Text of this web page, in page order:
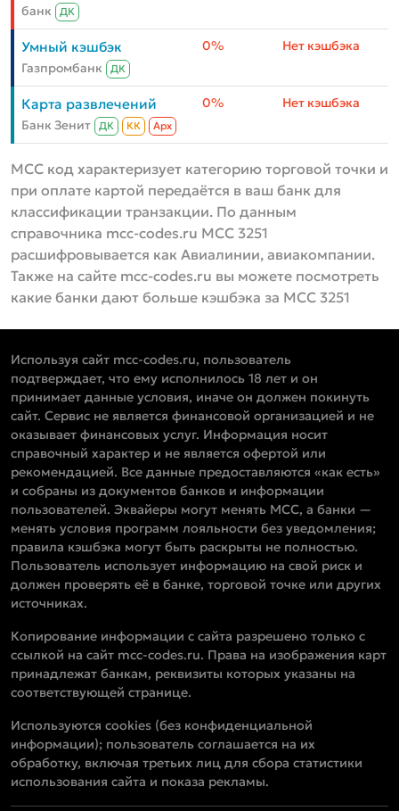
банк
ДК
Умный кэшбэк
Газпромбанк ДК
0% Нет кэшбэка
Карта развлечений
Банк Зенит ДК КК Aрх
0% Нет кэшбэка
MCC код характеризует категорию торговой точки и
при оплате картой передаётся в ваш банк для
классификации транзакции. По данным
справочника mcc-codes.ru MCC 3251
расшифровывается как Авиалинии, авиакомпании.
Также на сайте mcc-codes.ru вы можете посмотреть
какие банки дают больше кэшбэка за MCC 3251
Используя сайт mcc-codes.ru, пользователь
подтверждает, что ему исполнилось 18 лет и он
принимает данные условия, иначе он должен покинуть
сайт. Сервис не является финансовой организацией и не
оказывает финансовых услуг. Информация носит
справочный характер и не является офертой или
рекомендацией. Все данные предоставляются «как есть»
и собраны из документов банков и информации
пользователей. Эквайеры могут менять MCC, а банки —
менять условия программ лояльности без уведомления;
правила кэшбэка могут быть раскрыты не полностью.
Пользователь использует информацию на свой риск и
должен проверять её в банке, торговой точке или других
источниках.
Копирование информации с сайта разрешено только с
ссылкой на сайт mcc-codes.ru. Права на изображения карт
принадлежат банкам, реквизиты которых указаны на
соответствующей странице.
Используются cookies (без конфиденциальной
информации); пользователь соглашается на их
обработку, включая третьих лиц для сбора статистики
использования сайта и показа рекламы.